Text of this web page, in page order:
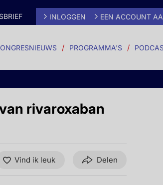
INLOGGEN EEN ACCOUNT
PROGRAMMA'S
rivaroxaban
Vind ik leuk Delen